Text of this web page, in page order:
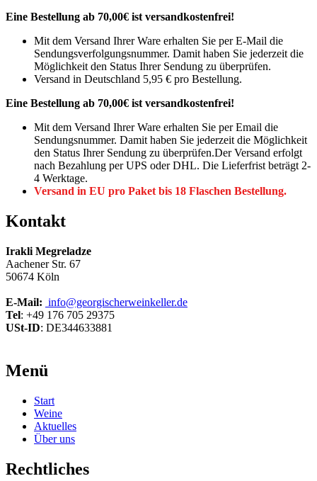
Eine Bestellung ab 70,00€ ist versandkostenfrei!
Mit dem Versand Ihrer Ware erhalten Sie per E-Mail die
Sendungsverfolgungsnummer. Damit haben Sie jederzeit die
Möglichkeit den Status Ihrer Sendung zu überprüfen.
Versand in Deutschland 5,95 € pro Bestellung.
Eine Bestellung ab 70,00€ ist versandkostenfrei!
Mit dem Versand Ihrer Ware erhalten Sie per Email die
Sendungsnummer. Damit haben Sie jederzeit die Möglichkeit
den Status Ihrer Sendung zu überprüfen.Der Versand erfolgt
nach Bezahlung per UPS oder DHL. Die Lieferfrist beträgt 2-
4 Werktage.
Versand in EU pro Paket bis 18 Flaschen Bestellung.
Kontakt
Irakli Megreladze
Aachener Str. 67
50674 Köln
E-Mail: info@georgischerweinkeller.de
Tel: +49 176 705 29375
USt-ID: DE344633881
Menü
Start
Weine
Aktuelles
Über uns
Rechtliches